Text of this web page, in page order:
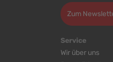
Zum
Service
Wir über uns